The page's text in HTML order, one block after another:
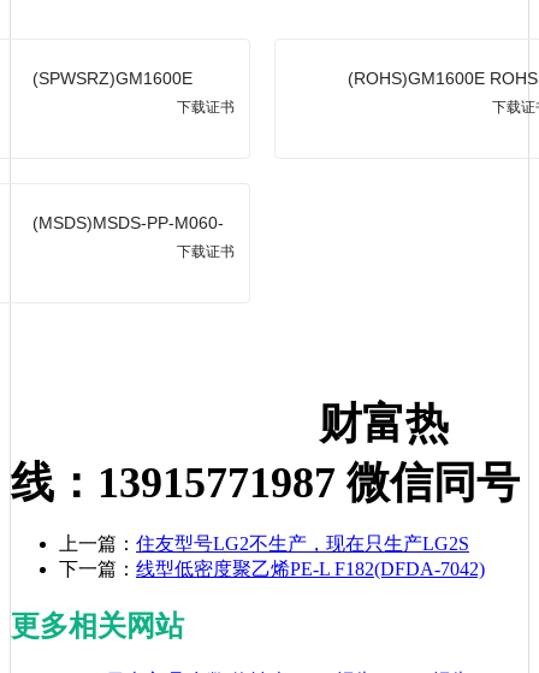
(SPWSRZ)GM1600E
下载证书
(ROHS)GM1600E ROHS
下载证
(MSDS)MSDS-PP-M060-
下载证书
财富热
线：13915771987 微信同号
上一篇： 住友型号LG2不生产，现在只生产LG2S
下一篇： 线型低密度聚乙烯PE-L F182(DFDA-7042)
更多相关网站